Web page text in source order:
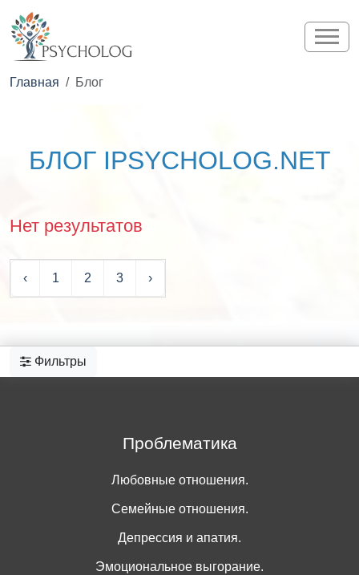
Главная Блог
БЛОГ IPSYCHOLOG.NET
Нет результатов
‹ 1 2 3 ›
Фильтры
Проблематика
Любовные отношения.
Семейные отношения.
Депрессия и апатия.
Эмоциональное выгорание.